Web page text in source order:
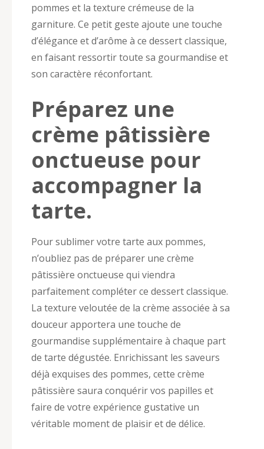
pommes et la texture crémeuse de la
garniture. Ce petit geste ajoute une touche
d’élégance et d’arôme à ce dessert classique,
en faisant ressortir toute sa gourmandise et
son caractère réconfortant.
Préparez une
crème pâtissière
onctueuse pour
accompagner la
tarte.
Pour sublimer votre tarte aux pommes,
n’oubliez pas de préparer une crème
pâtissière onctueuse qui viendra
parfaitement compléter ce dessert classique.
La texture veloutée de la crème associée à sa
douceur apportera une touche de
gourmandise supplémentaire à chaque part
de tarte dégustée. Enrichissant les saveurs
déjà exquises des pommes, cette crème
pâtissière saura conquérir vos papilles et
faire de votre expérience gustative un
véritable moment de plaisir et de délice.